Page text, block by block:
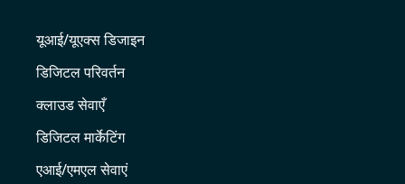
यूआई/यूएक्स डिजाइन
डिजिटल परिवर्तन
क्लाउड सेवाएँ
डिजिटल मार्केटिंग
एआई/एमएल सेवाएं